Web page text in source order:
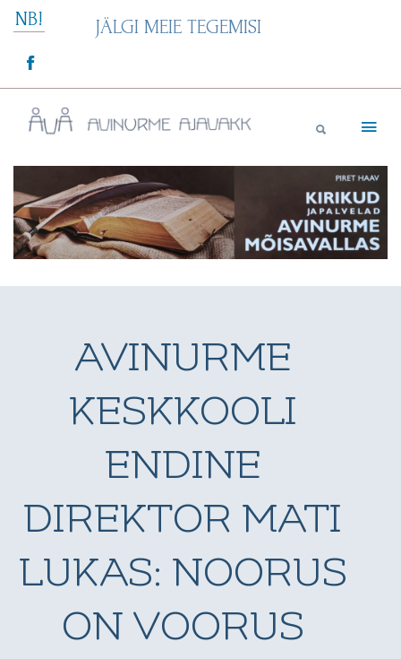
Skip
NB! JÄLGI MEIE TEGEMISI
Avinurme Ajavakk
AVINURME
KESKKOOLI
ENDINE
DIREKTOR MATI
LUKAS: NOORUS
ON VOORUS